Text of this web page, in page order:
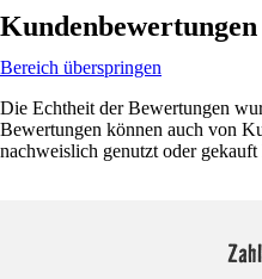
Kundenbewertungen
Bereich überspringen
Die Echtheit der Bewertungen
Bewertungen können auch von
nachweislich genutzt oder gekauft